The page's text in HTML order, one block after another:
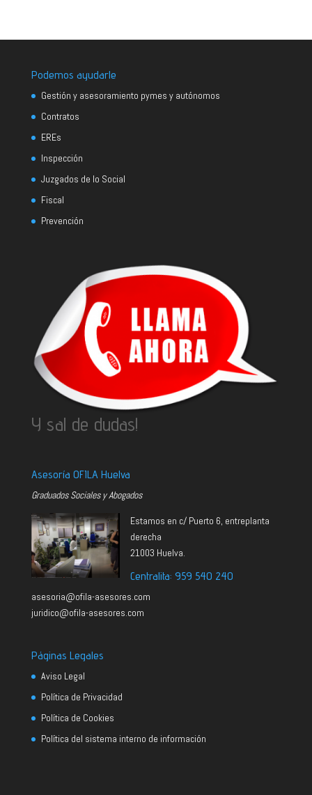
Podemos ayudarle
Gestión y asesoramiento pymes y autónomos
Contratos
EREs
Inspección
Juzgados de lo Social
Fiscal
Prevención
Y sal de dudas!
Asesoría OFILA Huelva
Graduados Sociales y Abogados
Estamos en c/ Puerto 6, entreplanta
derecha
21003 Huelva.
Centralita: 959 540 240
asesoria@ofila-asesores.com
juridico@ofila-asesores.com
Páginas Legales
Aviso Legal
Política de Privacidad
Política de Cookies
Política del sistema interno de información